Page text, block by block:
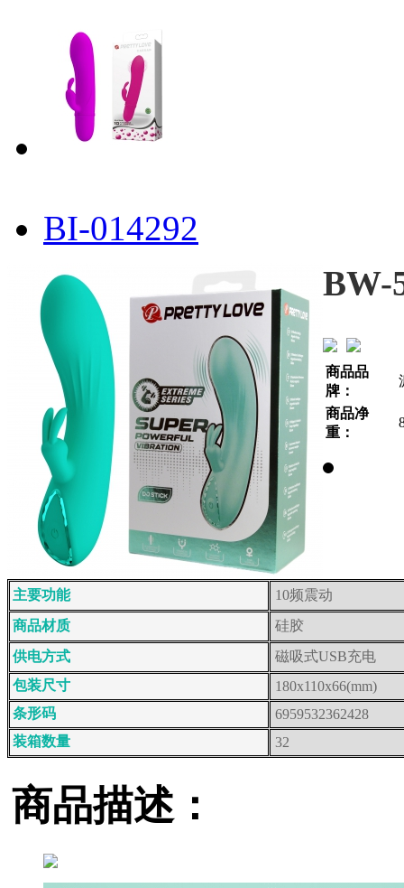
BI-014292
BW-
商品品
牌：
商品净
重：
主要功能
10频震动
商品材质
硅胶
供电方式
磁吸式USB充电
包装尺寸
180x110x66(mm)
条形码
6959532362428
装箱数量
32
商品描述：